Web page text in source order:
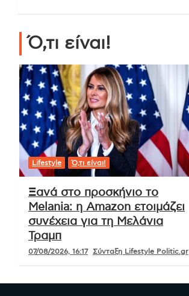
Ό,τι είναι!
Lifestyle Ό,τι είναι!
Ξανά στο προσκήνιο το
Melania: η Amazon ετοιμάζει
συνέχεια για τη Μελάνια
Τραμπ
07/08/2026, 16:17 Σύνταξη Lifestyle Politic.gr